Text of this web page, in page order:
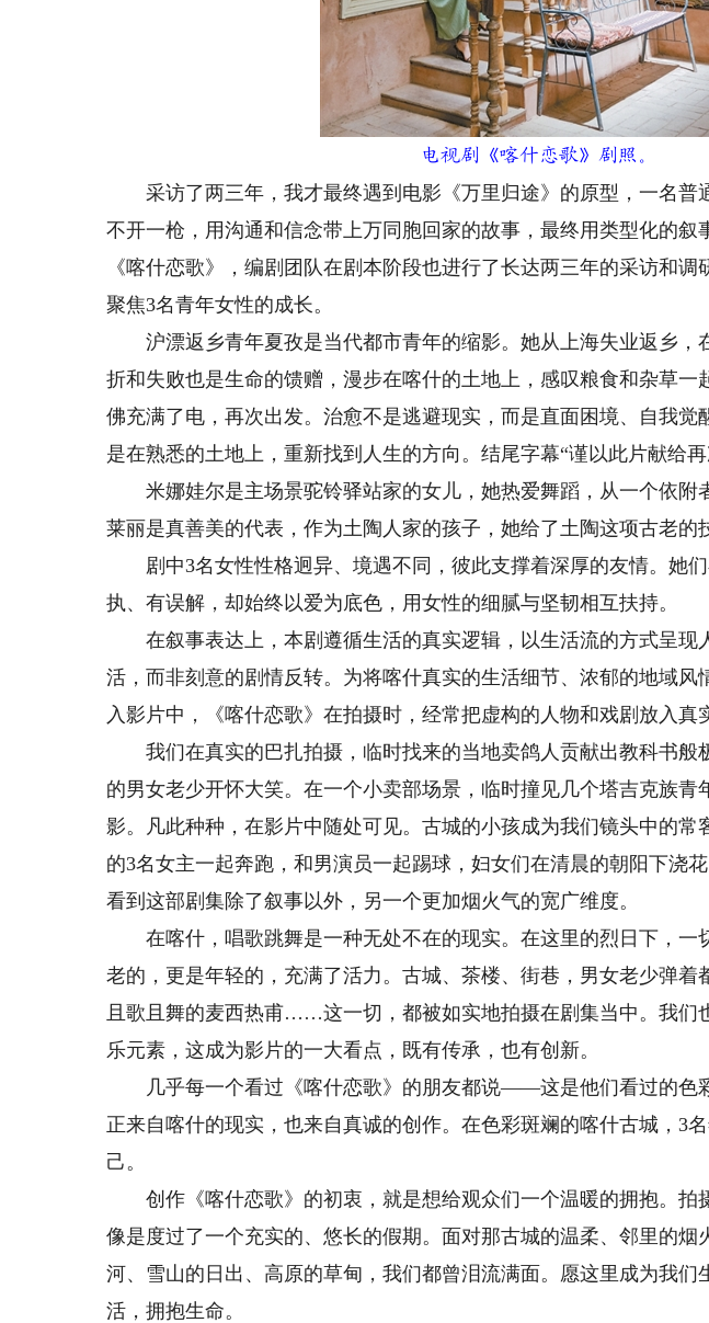
电视剧《喀什恋歌》剧照。
采访了两三年，我才最终遇到电影《万里归途》的原型，一名普
不开一枪，用沟通和信念带上万同胞回家的故事，最终用类型化的叙
《喀什恋歌》，编剧团队在剧本阶段也进行了长达两三年的采访和调
聚焦3名青年女性的成长。
沪漂返乡青年夏孜是当代都市青年的缩影。她从上海失业返乡，
折和失败也是生命的馈赠，漫步在喀什的土地上，感叹粮食和杂草一
佛充满了电，再次出发。治愈不是逃避现实，而是直面困境、自我觉
是在熟悉的土地上，重新找到人生的方向。结尾字幕“谨以此片献给再
米娜娃尔是主场景驼铃驿站家的女儿，她热爱舞蹈，从一个依附
莱丽是真善美的代表，作为土陶人家的孩子，她给了土陶这项古老的
剧中3名女性性格迥异、境遇不同，彼此支撑着深厚的友情。她
执、有误解，却始终以爱为底色，用女性的细腻与坚韧相互扶持。
在叙事表达上，本剧遵循生活的真实逻辑，以生活流的方式呈现
活，而非刻意的剧情反转。为将喀什真实的生活细节、浓郁的地域风
入影片中，《喀什恋歌》在拍摄时，经常把虚构的人物和戏剧放入真
我们在真实的巴扎拍摄，临时找来的当地卖鸽人贡献出教科书般
的男女老少开怀大笑。在一个小卖部场景，临时撞见几个塔吉克族青
影。凡此种种，在影片中随处可见。古城的小孩成为我们镜头中的常
的3名女主一起奔跑，和男演员一起踢球，妇女们在清晨的朝阳下浇
看到这部剧集除了叙事以外，另一个更加烟火气的宽广维度。
在喀什，唱歌跳舞是一种无处不在的现实。在这里的烈日下，一
老的，更是年轻的，充满了活力。古城、茶楼、街巷，男女老少弹着
且歌且舞的麦西热甫……这一切，都被如实地拍摄在剧集当中。我们
乐元素，这成为影片的一大看点，既有传承，也有创新。
几乎每一个看过《喀什恋歌》的朋友都说——这是他们看过的色
正来自喀什的现实，也来自真诚的创作。在色彩斑斓的喀什古城，3
己。
创作《喀什恋歌》的初衷，就是想给观众们一个温暖的拥抱。拍
像是度过了一个充实的、悠长的假期。面对那古城的温柔、邻里的烟
河、雪山的日出、高原的草甸，我们都曾泪流满面。愿这里成为我们
活，拥抱生命。